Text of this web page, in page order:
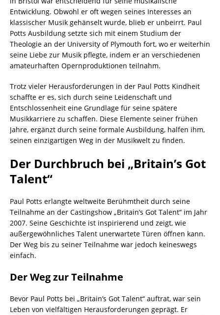
Entwicklung. Obwohl er oft wegen seines Interesses an
klassischer Musik gehänselt wurde, blieb er unbeirrt. Paul
Potts Ausbildung setzte sich mit einem Studium der
Theologie an der University of Plymouth fort, wo er weiterhin
seine Liebe zur Musik pflegte, indem er an verschiedenen
amateurhaften Opernproduktionen teilnahm.
Trotz vieler Herausforderungen in der Paul Potts Kindheit
schaffte er es, sich durch seine Leidenschaft und
Entschlossenheit eine Grundlage für seine spätere
Musikkarriere zu schaffen. Diese Elemente seiner frühen
Jahre, ergänzt durch seine formale Ausbildung, halfen ihm,
seinen einzigartigen Weg in der Musikwelt zu finden.
Der Durchbruch bei „Britain’s Got
Talent“
Paul Potts erlangte weltweite Berühmtheit durch seine
Teilnahme an der Castingshow „Britain’s Got Talent“ im Jahr
2007. Seine Geschichte ist inspirierend und zeigt, wie
außergewöhnliches Talent unerwartete Türen öffnen kann.
Der Weg bis zu seiner Teilnahme war jedoch keineswegs
einfach.
Der Weg zur Teilnahme
Bevor Paul Potts bei „Britain’s Got Talent“ auftrat, war sein
Leben von vielfältigen Herausforderungen geprägt. Er